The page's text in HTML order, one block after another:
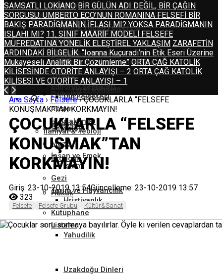
Antik Yunan Felsefesi
Modern Dönem Felsefesi
Din Felsefesi
İlahiyat & Teoloji
İslam
Hristiyanlık
Yahudilik
Uzakdoğu Dinleri
Aktüel
Ülke Gündemi
Yerel Gündem
Siyaset
Ekonomi
Hukuk
Sinema
Müzik
Tiyatro
Resim
Müze
Gezi
Kütüphane
Toplum
Sağlık
Psikoloji
Sosyoloji
Acep Özel
Ütopya
Editörün Seçtikleri
İz Bırakanlar
İnsan ve Emek
Tarım ve Hayvancılık
Listeler
SAMSATLI LOKİANO BİR GÜLÜN ADI DEĞİL, BİR ÇAĞIN
SORGUSU: UMBERTO ECO’NUN ROMANINA FELSEFİ BİR
BAKIŞ PARADİGMANIN İFLASI MI? YOKSA PARADİGMANIN
ISLAHI MI? 11. SINIF MAARİF MODELİ FELSEFE
MÜFREDATINA YÖNELİK ELEŞTİREL YAKLAŞIM ZARAFETİN
ARDINDAKİ BİLGELİK: “Ioanna Kuçuradi’nin Etik Eseri Üzerine
Mukayeseli Analitik Bir Çözümleme” ORTA ÇAĞ KATOLİK
KİLİSESİNDE OTORİTE ANLAYIŞI – 2 ORTA ÇAĞ KATOLİK
KİLİSESİ VE OTORİTE ANLAYIŞI – 1
Ana Sayfa › Felsefe›ÇOCUKLARLA “FELSEFE
KONUŞMAK”TAN KORKMAYIN!
ÇOCUKLARLA “FELSEFE
KONUŞMAK”TAN
KORKMAYIN!
Giriş: 23-10-2019 13:54Güncelleme: 23-10-2019 13:57
323
Felsefe Felsefe Grubu Kültür&Sanat